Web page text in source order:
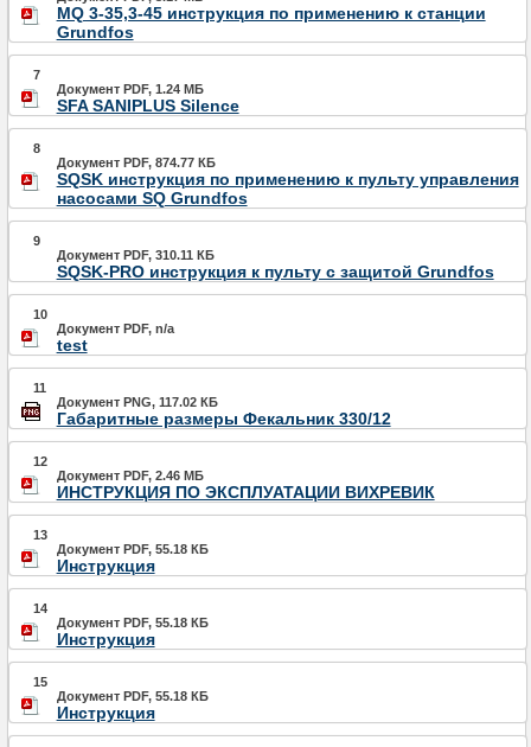
MQ 3-35,3-45 инструкция по применению к станции
Grundfos
7
Документ PDF, 1.24 МБ
SFA SANIPLUS Silence
8
Документ PDF, 874.77 КБ
SQSK инструкция по применению к пульту управления
насосами SQ Grundfos
9
Документ PDF, 310.11 КБ
SQSK-PRO инструкция к пульту с защитой Grundfos
10
Документ PDF, n/a
test
11
Документ PNG, 117.02 КБ
Габаритные размеры Фекальник 330/12
12
Документ PDF, 2.46 МБ
ИНСТРУКЦИЯ ПО ЭКСПЛУАТАЦИИ ВИХРЕВИК
13
Документ PDF, 55.18 КБ
Инструкция
14
Документ PDF, 55.18 КБ
Инструкция
15
Документ PDF, 55.18 КБ
Инструкция